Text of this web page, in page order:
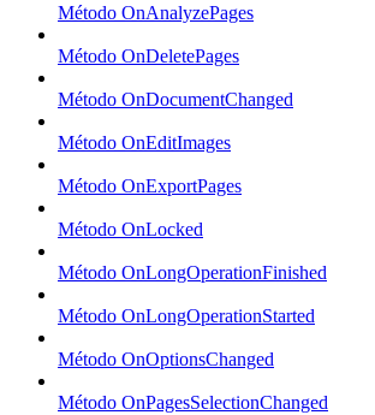
Método OnAnalyzePages
Método OnDeletePages
Método OnDocumentChanged
Método OnEditImages
Método OnExportPages
Método OnLocked
Método OnLongOperationFinished
Método OnLongOperationStarted
Método OnOptionsChanged
Método OnPagesSelectionChanged